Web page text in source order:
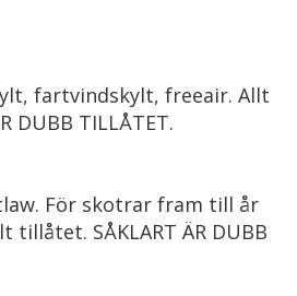
fartvindskylt, freeair. Allt
DUBB TILLÅTET.
För skotrar fram till år
tillåtet. SÅKLART ÄR DUBB